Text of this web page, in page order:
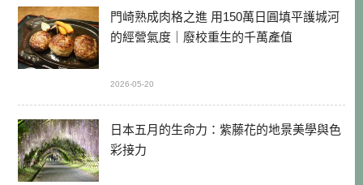
門崎熟成肉格之進 用150萬日圓填平護城河
的經營氣度｜廢校重生的千萬產值
2026-05-20
日本五月的生命力：紫藤花的地景美學與色
彩接力